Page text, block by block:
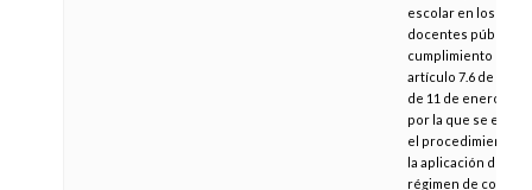
escolar en los
docentes públicos,
cumplimiento del
artículo 7.6 de la
de 11 de enero de
por la que se
el procedimiento
la aplicación del
régimen de